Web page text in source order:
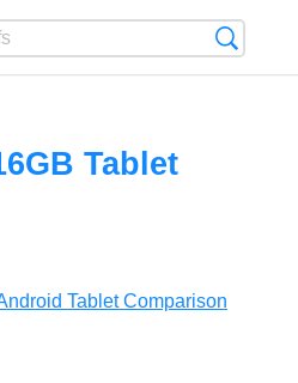
Tablet
Tablet Comparison